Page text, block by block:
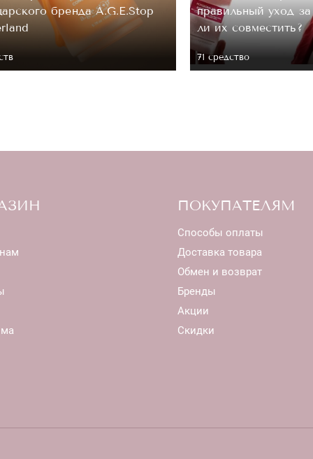
бренда A.G.E.Stop
правильный уход
ли их совместить?
71 средство
ПОКУПАТЕЛЯМ
Способы оплаты
Доставка товара
Обмен и возврат
Бренды
Акции
Скидки